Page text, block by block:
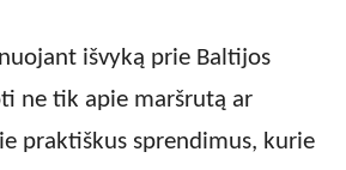
išvyką prie Baltijos
ne tik apie maršrutą ar
praktiškus sprendimus, kurie